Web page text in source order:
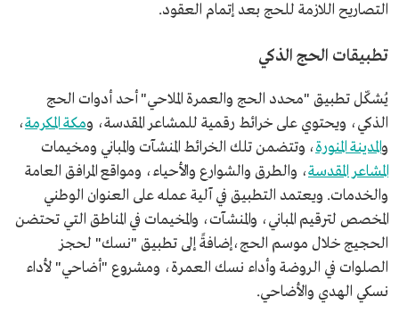
التصاريح اللازمة للحج بعد إتمام العقود.
تطبيقات الحج الذكي
يُشكّل تطبيق "محدد الحج والعمرة الملاحي" أحد أدوات الحج
الذكي، ويحتوي على خرائط رقمية للمشاعر المقدسة، ومكة المكرمة،
والمدينة المنورة، وتتضمن تلك الخرائط المنشآت والمباني ومخيمات
المشاعر المقدسة، والطرق والشوارع والأحياء، ومواقع المرافق العامة
والخدمات. ويعتمد التطبيق في آلية عمله على العنوان الوطني
المخصص لترقيم المباني، والمنشآت، والمخيمات في المناطق التي تحتضن
الحجيج خلال موسم الحج،إضافةً إلى تطبيق "نسك" لحجز
الصلوات في الروضة وأداء نسك العمرة، ومشروع "أضاحي" لأداء
نسكي الهدي والأضاحي.